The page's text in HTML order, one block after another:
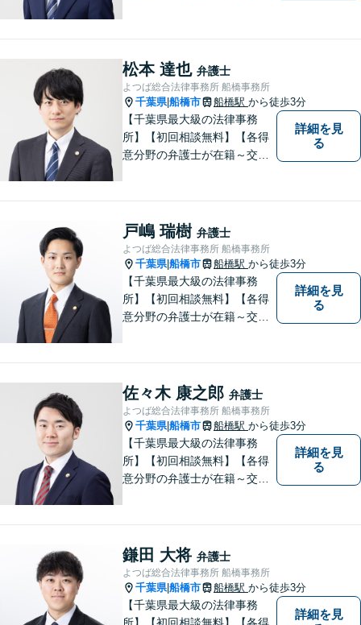
松本 達也 弁護士
よつば総合法律事務所 船橋事務所
千葉県|船橋市 船橋駅 から徒歩3分
【千葉県最大級の法律事務
所】【初回相談無料】【各得
意分野の弁護士が在籍～交通
詳細を見
る
戸嶋 瑞樹 弁護士
よつば総合法律事務所 船橋事務所
千葉県|船橋市 船橋駅 から徒歩3分
【千葉県最大級の法律事務
所】【初回相談無料】【各得
意分野の弁護士が在籍～交通
詳細を見
る
佐々木 康之郎 弁護士
よつば総合法律事務所 船橋事務所
千葉県|船橋市 船橋駅 から徒歩3分
【千葉県最大級の法律事務
所】【初回相談無料】【各得
意分野の弁護士が在籍～交通
詳細を見
る
鎌田 大将 弁護士
よつば総合法律事務所 船橋事務所
千葉県|船橋市 船橋駅 から徒歩3分
【千葉県最大級の法律事務
所】【初回相談無料】【各得
詳細を見